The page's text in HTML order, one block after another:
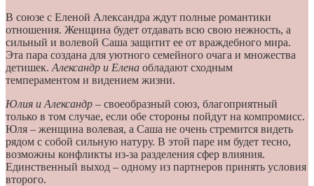
В союзе с Еленой Александра ждут полные романтики
отношения. Женщина будет отдавать всю свою нежность, а
сильный и волевой Саша защитит ее от враждебного мира.
Эта пара создана для уютного семейного очага и множества
детишек. Александр и Елена обладают сходным
темпераментом и видением жизни.
Юлия и Александр – своеобразный союз, благоприятный
только в том случае, если обе стороны пойдут на компромисс.
Юля – женщина волевая, а Саша не очень стремится видеть
рядом с собой сильную натуру. В этой паре им будет тесно,
возможны конфликты из-за разделения сфер влияния.
Единственный выход – одному из партнеров принять условия
второго.